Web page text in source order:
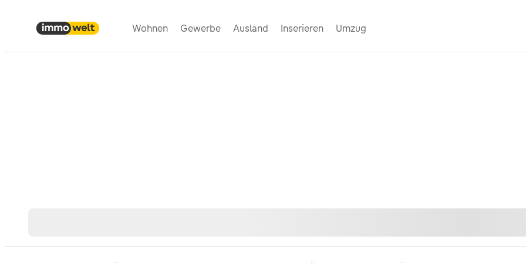
Wohnen Gewerbe Ausland Inserieren Umzug